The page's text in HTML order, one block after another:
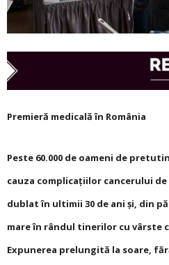
Premieră medicală în România
Peste 60.000 de oameni de
cauza complicațiilor cancerului
dublat în ultimii 30 de ani și, din
mare în rândul tinerilor cu vârste
Expunerea prelungită la soare,